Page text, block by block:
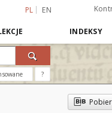
PL EN
INDEKSY
?